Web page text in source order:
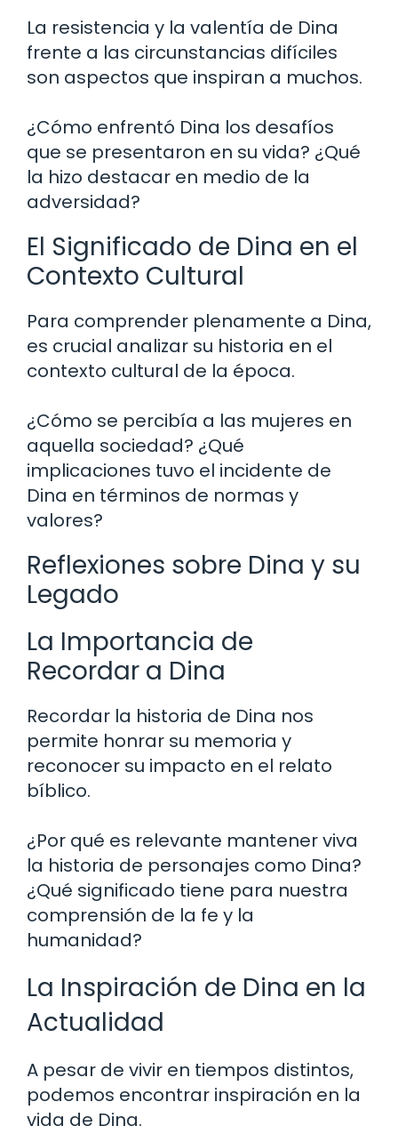
La resistencia y la valentía de Dina
frente a las circunstancias difíciles
son aspectos que inspiran a muchos.
¿Cómo enfrentó Dina los desafíos
que se presentaron en su vida? ¿Qué
la hizo destacar en medio de la
adversidad?
El Significado de Dina en el
Contexto Cultural
Para comprender plenamente a Dina,
es crucial analizar su historia en el
contexto cultural de la época.
¿Cómo se percibía a las mujeres en
aquella sociedad? ¿Qué
implicaciones tuvo el incidente de
Dina en términos de normas y
valores?
Reflexiones sobre Dina y su
Legado
La Importancia de
Recordar a Dina
Recordar la historia de Dina nos
permite honrar su memoria y
reconocer su impacto en el relato
bíblico.
¿Por qué es relevante mantener viva
la historia de personajes como Dina?
¿Qué significado tiene para nuestra
comprensión de la fe y la
humanidad?
La Inspiración de Dina en la
Actualidad
A pesar de vivir en tiempos distintos,
podemos encontrar inspiración en la
vida de Dina.